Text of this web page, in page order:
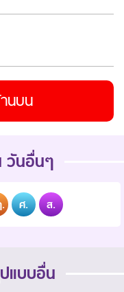
นบน
วันอื่นๆ
ศ. ส.
แบบอื่น